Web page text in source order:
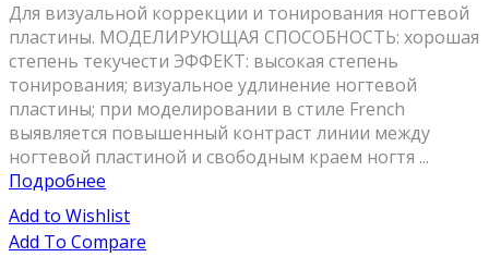
Для визуальной коррекции и тонирования ногтевой
пластины. МОДЕЛИРУЮЩАЯ СПОСОБНОСТЬ: хорошая
степень текучести ЭФФЕКТ: высокая степень
тонирования; визуальное удлинение ногтевой
пластины; при моделировании в стиле French
выявляется повышенный контраст линии между
ногтевой пластиной и свободным краем ногтя ...
Подробнее
Add to Wishlist
Add To Compare